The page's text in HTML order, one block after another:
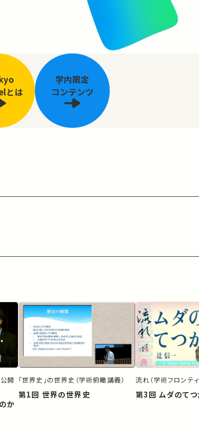
とは
学内限定
コンテンツ
開
か
「世界史」の世界史（学術俯瞰講義）
第1回 世界の世界史
流れ（学術フロンテ
第3回 ムダのて